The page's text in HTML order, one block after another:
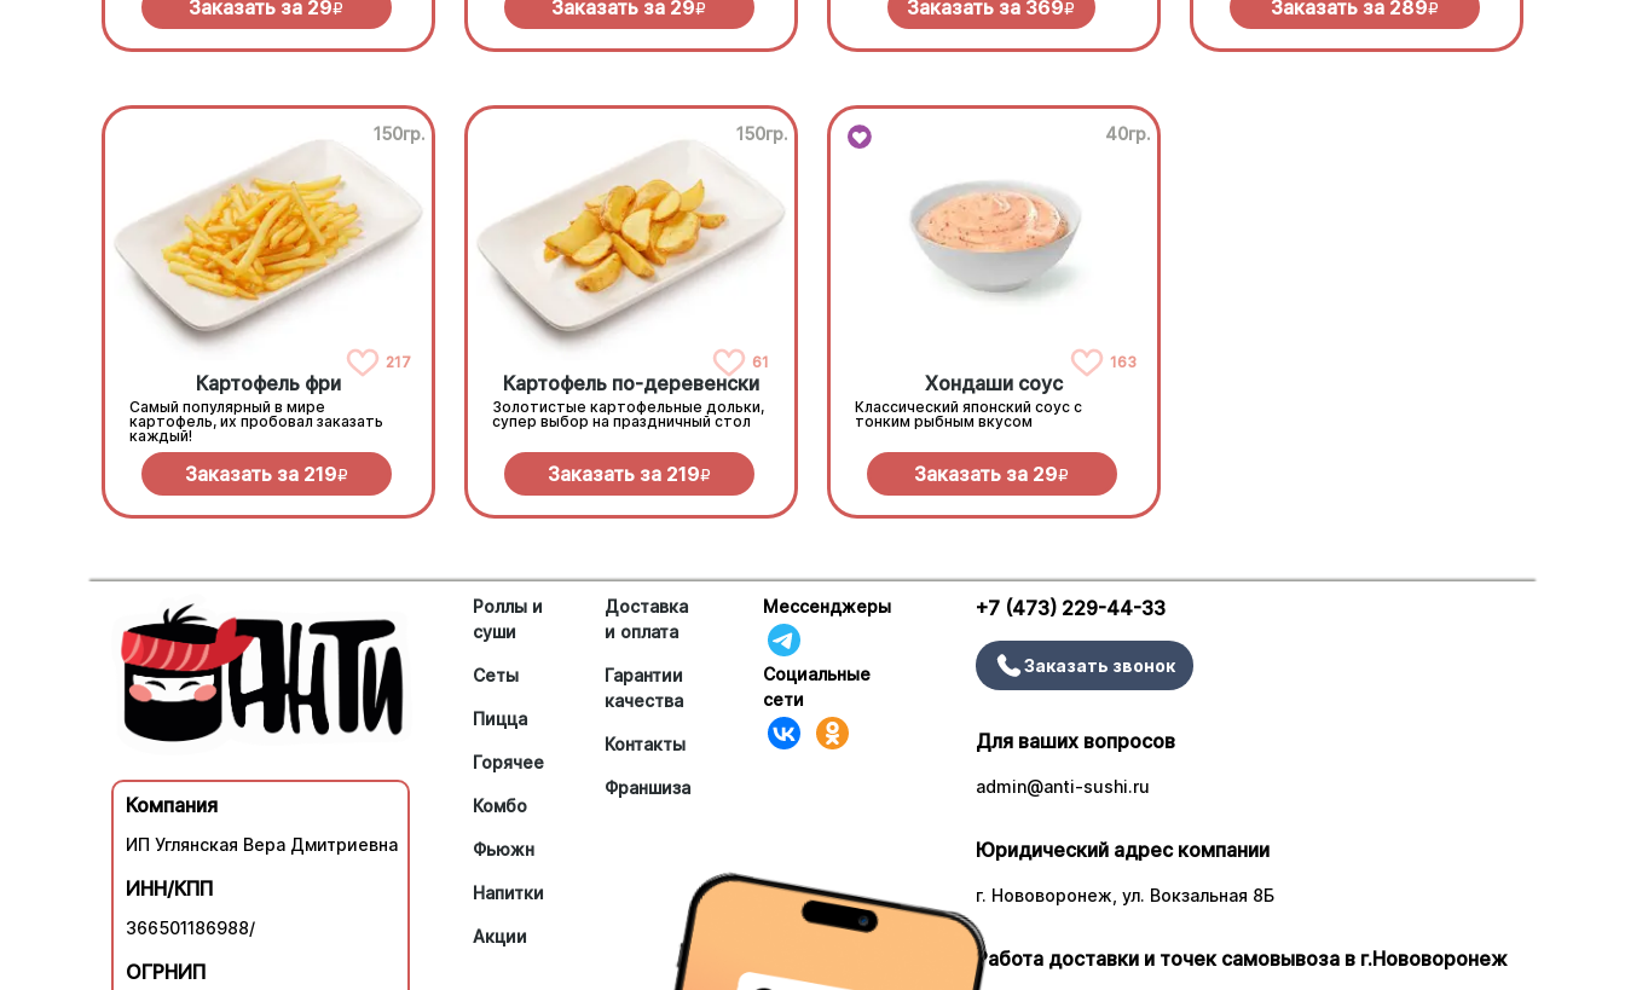
Заказать за 29R Заказать за 29R Заказать за 369R Заказать за 289R
150гр.
217
Картофель фри
Самый популярный в мире
картофель, их пробовал заказать
каждый!
Заказать за 219R
150гр.
61
Картофель по-деревенски
Золотистые картофельные дольки,
супер выбор на праздничный стол
Заказать за 219R
40гр.
163
Хондаши соус
Классический японский соус с
тонким рыбным вкусом
Заказать за 29R
Компания
ИП Углянская Вера Дмитриевна
ИНН/КПП
366501186988/
ОГРНИП
Роллы и
суши
Сеты
Пицца
Горячее
Комбо
Фьюжн
Напитки
Акции
Доставка
и оплата
Гарантии
качества
Контакты
Франшиза
Мессенджеры
Социальные
сети
+7 (473) 229-44-33
Заказать звонок
Для ваших вопросов
admin@anti-sushi.ru
Юридический адрес компании
г. Нововоронеж, ул. Вокзальная 8Б
Работа доставки и точек самовывоза в г.Нововоронеж